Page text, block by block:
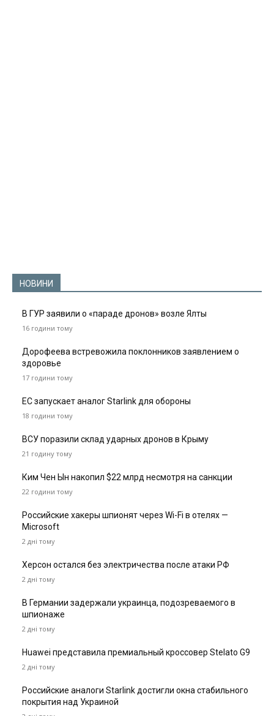
НОВИНИ
В ГУР заявили о «параде дронов» возле Ялты
16 години тому
Дорофеева встревожила поклонников заявлением о
здоровье
17 години тому
ЕС запускает аналог Starlink для обороны
18 години тому
ВСУ поразили склад ударных дронов в Крыму
21 годину тому
Ким Чен Ын накопил $22 млрд несмотря на санкции
22 години тому
Российские хакеры шпионят через Wi-Fi в отелях —
Microsoft
2 дні тому
Херсон остался без электричества после атаки РФ
2 дні тому
В Германии задержали украинца, подозреваемого в
шпионаже
2 дні тому
Huawei представила премиальный кроссовер Stelato G9
2 дні тому
Российские аналоги Starlink достигли окна стабильного
покрытия над Украиной